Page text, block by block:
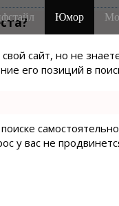
сайт, но не
его позиций в
у вас не
Юмор